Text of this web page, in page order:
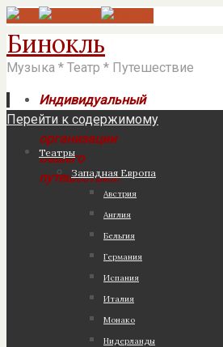
Бинокль
Музыка * Театр * Путешествие
Индивидуальный
подход к
организации
Вашего
путешествия!
Перейти к содержимому
Театры
Западная Европа
Австрия
Англия
Бельгия
Германия
Испания
Италия
Монако
Нидерланды